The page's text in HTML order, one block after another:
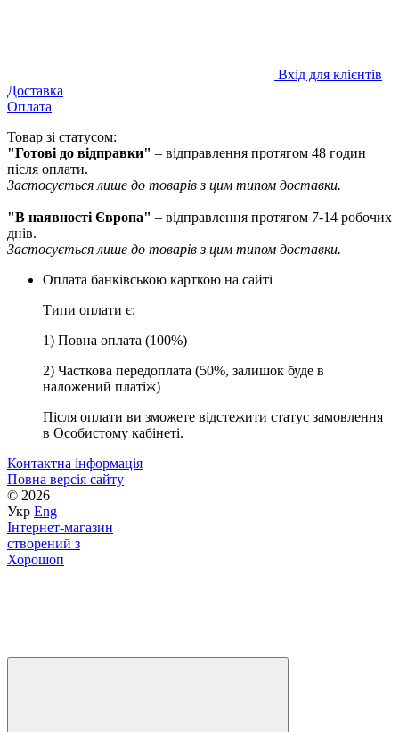
Вхід для клієнтів
Доставка
Оплата
Товар зі статусом:
"Готові до відправки" – відправлення протягом 48 годин
після оплати.
Застосується лише до товарів з цим типом доставки.
"В наявності Європа" – відправлення протягом 7-14 робочих
днів.
Застосується лише до товарів з цим типом доставки.
Оплата банківською карткою на сайті
Типи оплати є:
1) Повна оплата (100%)
2) Часткова передоплата (50%, залишок буде в
наложений платіж)
Після оплати ви зможете відстежити статус замовлення
в Особистому кабінеті.
Контактна інформація
Повна версія сайту
© 2026
Укр Eng
Інтернет-магазин
створений з
Хорошоп